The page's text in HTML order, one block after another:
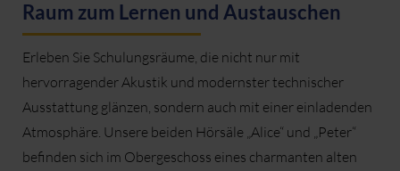
Raum zum Lernen und Austauschen
Erleben Sie Schulungsräume, die nicht nur mit
hervorragender Akustik und modernster technischer
Ausstattung glänzen, sondern auch mit einer einladenden
Atmosphäre. Unsere beiden Hörsäle „Alice“ und „Peter“
befinden sich im Obergeschoss eines charmanten alten